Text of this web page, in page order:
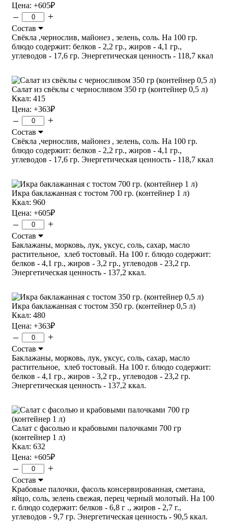
Цена: +605₽
– +
Состав
Свёкла ,чернослив, майонез , зелень, соль. На 100 гр.
блюдо содержит: белков - 2,2 гр., жиров - 4,1 гр.,
углеводов - 17,6 гр. Энергетическая ценность - 118,7 ккал
Салат из свёклы с черносливом 350 гр (контейнер 0,5 л)
Ккал: 415
Цена: +363₽
– +
Состав
Свёкла ,чернослив, майонез , зелень, соль. На 100 гр.
блюдо содержит: белков - 2,2 гр., жиров - 4,1 гр.,
углеводов - 17,6 гр. Энергетическая ценность - 118,7 ккал
Икра баклажанная с тостом 700 гр. (контейнер 1 л)
Ккал: 960
Цена: +605₽
– +
Состав
Баклажаны, морковь, лук, уксус, соль, сахар, масло
растительное, хлеб тостовый. На 100 г. блюдо содержит:
белков - 4,1 гр., жиров - 3,2 гр., углеводов - 23,2 гр.
Энергетическая ценность - 137,2 ккал.
Икра баклажанная с тостом 350 гр. (контейнер 0,5 л)
Ккал: 480
Цена: +363₽
– +
Состав
Баклажаны, морковь, лук, уксус, соль, сахар, масло
растительное, хлеб тостовый. На 100 г. блюдо содержит:
белков - 4,1 гр., жиров - 3,2 гр., углеводов - 23,2 гр.
Энергетическая ценность - 137,2 ккал.
Салат с фасолью и крабовыми палочками 700 гр
(контейнер 1 л)
Ккал: 632
Цена: +605₽
– +
Состав
Крабовые палочки, фасоль консервированная, сметана,
яйцо, соль, зелень свежая, перец черный молотый. На 100
г. блюдо содержит: белков - 6,8 г ., жиров - 2,7 г.,
углеводов - 9,7 гр. Энергетическая ценность - 90,5 ккал.